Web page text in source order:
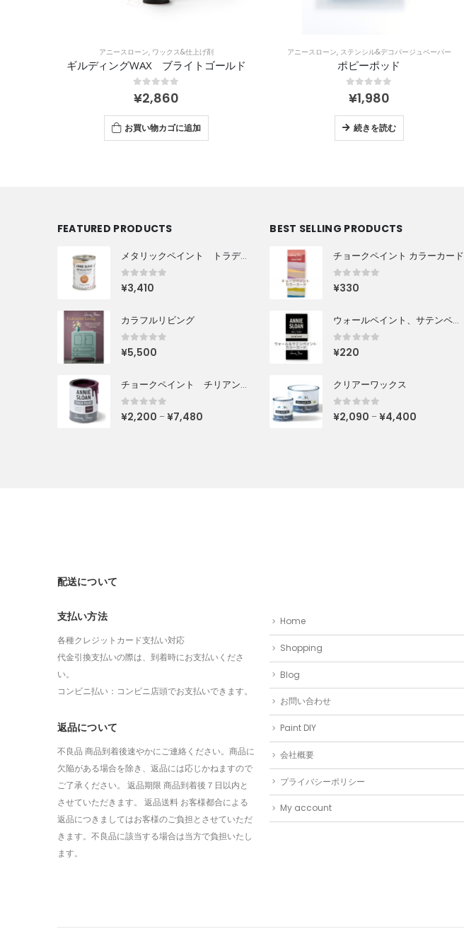
アニースローン, ワックス&仕上げ剤
ギルディングWAX ブライトゴールド
0 out of 5
¥2,860
お買い物カゴに追加
アニースローン, ステンシル&デコパージュペーパー
ポピーポッド
0out of 5
¥1,980
続きを読む
FEATURED PRODUCTS
メタリックペイント トラディショナルゴールド
0out of 5
¥3,410
カラフルリビング
0out of 5
¥5,500
チョークペイント チリアンプラム
0out of 5
¥2,200 –¥7,480
BEST SELLING PRODUCTS
チョークペイント カラーカード
0out of 5
¥330
ウォールペイント、サテンペイントカラーカード
0out of 5
¥220
クリアーワックス
0out of 5
¥2,090 –¥4,400
配送について
支払い方法
各種クレジットカード支払い対応
代金引換支払いの際は、到着時にお支払いくださ
い。
コンビニ払い：コンビニ店頭でお支払いできます。
返品について
不良品 商品到着後速やかにご連絡ください。商品に
欠陥がある場合を除き、返品には応じかねますので
ご了承ください。 返品期限 商品到着後７日以内と
させていただきます。 返品送料 お客様都合による
返品につきましてはお客様のご負担とさせていただ
きます。不良品に該当する場合は当方で負担いたし
ます。
Home
Shopping
Blog
お問い合わせ
Paint DIY
会社概要
プライバシーポリシー
My account